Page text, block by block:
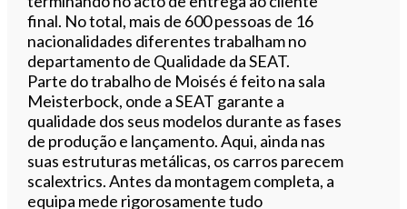
final. No total, mais de 600 pessoas de 16
nacionalidades diferentes trabalham no
departamento de Qualidade da SEAT.
Parte do trabalho de Moisés é feito na sala
Meisterbock, onde a SEAT garante a
qualidade dos seus modelos durante as fases
de produção e lançamento. Aqui, ainda nas
suas estruturas metálicas, os carros parecem
scalextrics. Antes da montagem completa, a
equipa mede rigorosamente tudo